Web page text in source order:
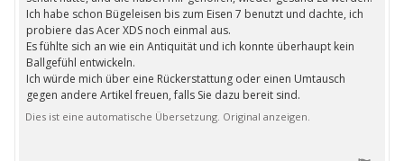
Sternen
Ich habe schon Bügeleisen bis zum Eisen 7 benutzt und dachte, ich
probiere das Acer XDS noch einmal aus.
Es fühlte sich an wie ein Antiquität und ich konnte überhaupt kein
Ballgefühl entwickeln.
Ich würde mich über eine Rückerstattung oder einen Umtausch
gegen andere Artikel freuen, falls Sie dazu bereit sind.
Dies ist eine automatische Übersetzung. Original anzeigen.